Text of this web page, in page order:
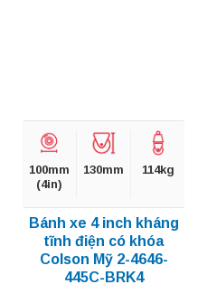
100mm
(4in)
130mm 114kg
Bánh xe 4 inch kháng
tĩnh điện có khóa
Colson Mỹ 2-4646-
445C-BRK4